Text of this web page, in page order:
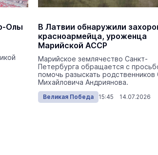
19:00
На ощупь. Путеводитель
лабиринту
Город
Олы
В Латвии обнаружили
красноармейца, уроженца
Марийской АССР
Марийское землячество Санкт-
Петербурга обращается с
помочь разыскать
Михайловича Андриянова.
Великая Победа 15:45 14.07.2026
В марийском заповеднике у
кордона обнаружили редкую
краснокнижную орхидею